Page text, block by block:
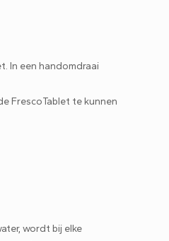
In een handomdraai
FrescoTablet te kunnen
wordt bij elke